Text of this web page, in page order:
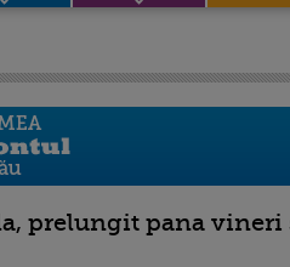
prelungit pana vineri